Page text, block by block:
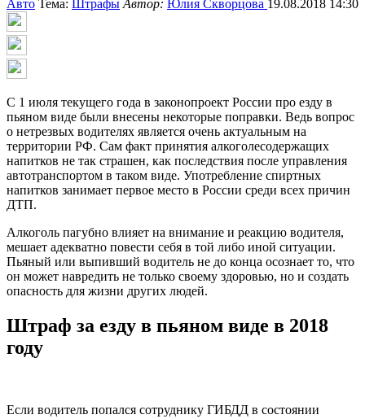
Авто Тема: Штрафы Автор: Юлия Скворцова 19.08.2018 14:30
С 1 июля текущего года в законопроект России про езду в
пьяном виде были внесены некоторые поправки. Ведь вопрос
о нетрезвых водителях является очень актуальным на
территории РФ. Сам факт принятия алкоголесодержащих
напитков не так страшен, как последствия после управления
автотранспортом в таком виде. Употребление спиртных
напитков занимает первое место в России среди всех причин
ДТП.
Алкоголь пагубно влияет на внимание и реакцию водителя,
мешает адекватно повести себя в той либо иной ситуации.
Пьяный или выпивший водитель не до конца осознает то, что
он может навредить не только своему здоровью, но и создать
опасность для жизни других людей.
Штраф за езду в пьяном виде в 2018
году
Если водитель попался сотруднику ГИБДД в состоянии